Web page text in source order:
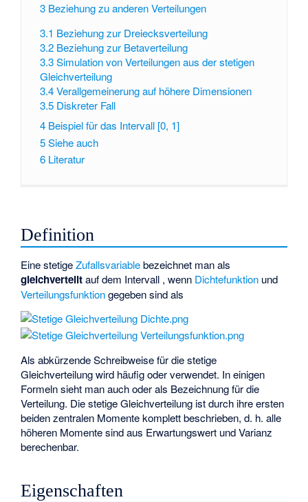
3 Beziehung zu anderen Verteilungen
3.1 Beziehung zur Dreiecksverteilung
3.2 Beziehung zur Betaverteilung
3.3Simulation von Verteilungen aus der stetigen
Gleichverteilung
3.4Verallgemeinerung auf höhere Dimensionen
3.5 Diskreter Fall
4 Beispiel für das Intervall [0, 1]
5Siehe auch
6 Literatur
Definition
Eine stetigeZufallsvariable bezeichnet man als
gleichverteiltauf dem Intervall , wenn Dichtefunktion und
Verteilungsfunktion gegeben sind als
Als abkürzende Schreibweise für die stetige
Gleichverteilung wird häufigoderverwendet. In einigen
Formeln sieht man auchoderals Bezeichnung für die
Verteilung. Die stetige Gleichverteilung ist durch ihre ersten
beiden zentralen Momente komplett beschrieben, d. h. alle
höheren Momente sind aus Erwartungswert und Varianz
berechenbar.
Eigenschaften